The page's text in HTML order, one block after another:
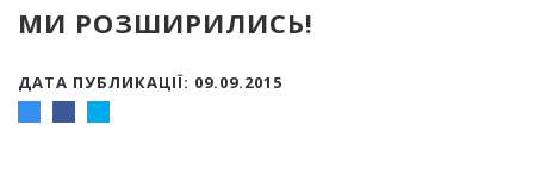
МИ РОЗШИРИЛИСЬ!
ДАТА ПУБЛИКАЦІЇ: 09.09.2015